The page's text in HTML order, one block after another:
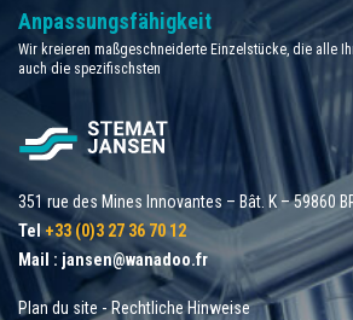
Anpassungsfähigkeit
Wir kreieren maßgeschneiderte Einzelstücke, die alle
auch die spezifischsten
351 rue des Mines Innovantes – Bât. K – 59860
Tel +33 (0)3 27 36 70 12
Mail : jansen@wanadoo.fr
Plan du site -Rechtliche Hinweise